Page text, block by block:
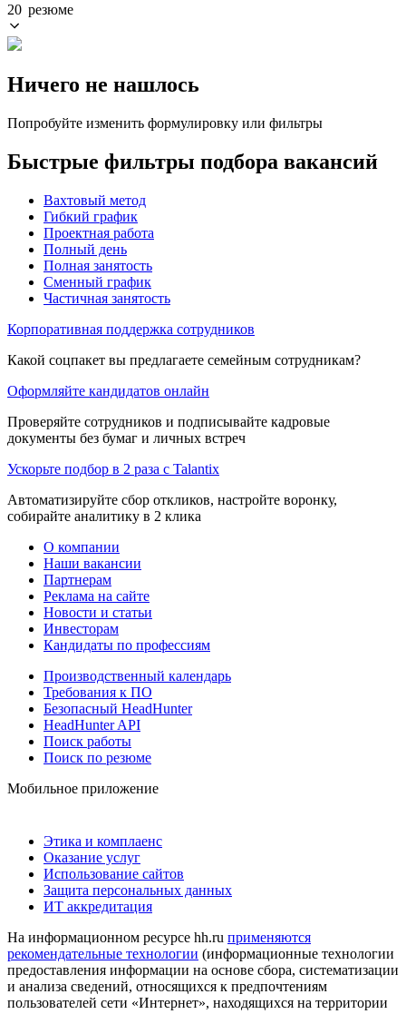
20 резюме
Ничего не нашлось
Попробуйте изменить формулировку или фильтры
Быстрые фильтры подбора вакансий
Вахтовый метод
Гибкий график
Проектная работа
Полный день
Полная занятость
Сменный график
Частичная занятость
Корпоративная поддержка сотрудников
Какой соцпакет вы предлагаете семейным сотрудникам?
Оформляйте кандидатов онлайн
Проверяйте сотрудников и подписывайте кадровые
документы без бумаг и личных встреч
Ускорьте подбор в 2 раза с Talantix
Автоматизируйте сбор откликов, настройте воронку,
собирайте аналитику в 2 клика
О компании
Наши вакансии
Партнерам
Реклама на сайте
Новости и статьи
Инвесторам
Кандидаты по профессиям
Производственный календарь
Требования к ПО
Безопасный HeadHunter
HeadHunter API
Поиск работы
Поиск по резюме
Мобильное приложение
Этика и комплаенс
Оказание услуг
Использование сайтов
Защита персональных данных
ИТ аккредитация
На информационном ресурсе hh.ru применяются
рекомендательные технологии (информационные технологии
предоставления информации на основе сбора, систематизации
и анализа сведений, относящихся к предпочтениям
пользователей сети «Интернет», находящихся на территории